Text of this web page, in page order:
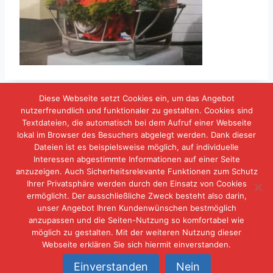
IMPRESSUM
DATENSCHUTZERKLÄRUNG
KONTAKT
© 2026 Freiwillige Feuerwehr Neuschwambach
Diese Webseite setzt Cookies ein, um das Angebot
nutzerfreundlich und funktionaler zu gestalten. Cookies sind
Textdateien, die automatisch bei dem Aufruf einer Webseite
lokal im Browser des Besuchers abgelegt werden. Dank dieser
Dateien ist es beispielsweise möglich, auf individuelle
Interessen abgestimmte Informationen auf einer Seite
anzuzeigen. Auch Sicherheitsrelevante Funktionen zum Schutz
Ihrer Privatsphäre werden durch den Einsatz von Cookies
ermöglicht. Der ausschließliche Zweck besteht also darin,
unser Angebot Ihren Kundenwünschen bestmöglich
anzupassen und die Seiten-Nutzung so komfortabel wie
möglich zu gestalten. Mit der weiteren Nutzung dieser
Webseite erklären Sie sich hiermit einverstanden.
Einverstanden Nein